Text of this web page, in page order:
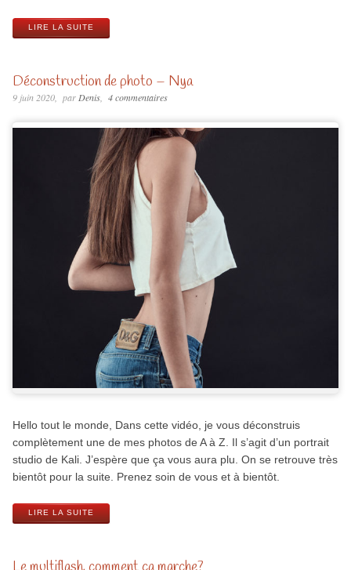
LIRE LA SUITE
Déconstruction de photo – Nya
9 juin 2020 par Denis 4 commentaires
Hello tout le monde, Dans cette vidéo, je vous déconstruis
complètement une de mes photos de A à Z. Il s’agit d’un portrait
studio de Kali. J’espère que ça vous aura plu. On se retrouve très
bientôt pour la suite. Prenez soin de vous et à bientôt.
LIRE LA SUITE